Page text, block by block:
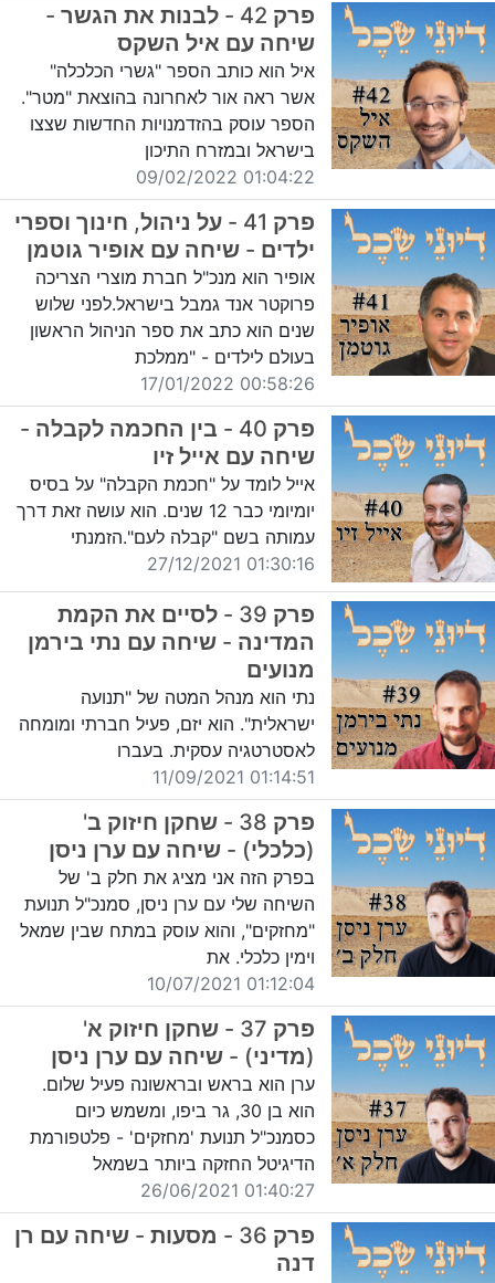
פרק 42 - לבנות את הגשר -
שיחה עם איל השקס
איל הוא כותב הספר "גשרי הכלכלה"
אשר ראה אור לאחרונה בהוצאת "מטר".
הספר עוסק בהזדמנויות החדשות שצצו
בישראל ובמזרח התיכון
01:04:22 09/02/2022
פרק 41 - על ניהול, חינוך וספרי
ילדים - שיחה עם אופיר גוטמן
אופיר הוא מנכ"ל חברת מוצרי הצריכה
פרוקטר אנד גמבל בישראל.לפני שלוש
שנים הוא כתב את ספר הניהול הראשון
בעולם לילדים - "ממלכת
00:58:26 17/01/2022
פרק 40 - בין החכמה לקבלה -
שיחה עם אייל זיו
אייל לומד על "חכמת הקבלה" על בסיס
יומיומי כבר 12 שנים. הוא עושה זאת דרך
עמותה בשם "קבלה לעם".הזמנתי
01:30:16 27/12/2021
פרק 39 - לסיים את הקמת
המדינה - שיחה עם נתי בירמן
מנועים
נתי הוא מנהל המטה של "תנועה
ישראלית". הוא יזם, פעיל חברתי ומומחה
לאסטרטגיה עסקית. בעברו
01:14:51 11/09/2021
פרק 38 - שחקן חיזוק ב'
(כלכלי) - שיחה עם ערן ניסן
בפרק הזה אני מציג את חלק ב' של
השיחה שלי עם ערן ניסן, סמנכ"ל תנועת
"מחזקים", והוא עוסק במתח שבין שמאל
וימין כלכלי. את
01:12:04 10/07/2021
פרק 37 - שחקן חיזוק א'
(מדיני) - שיחה עם ערן ניסן
ערן הוא בראש ובראשונה פעיל שלום.
הוא בן 30, גר ביפו, ומשמש כיום
כסמנכ"ל תנועת 'מחזקים' - פלטפורמת
הדיגיטל החזקה ביותר בשמאל
01:40:27 26/06/2021
פרק 36 - מסעות - שיחה עם רן
דנה